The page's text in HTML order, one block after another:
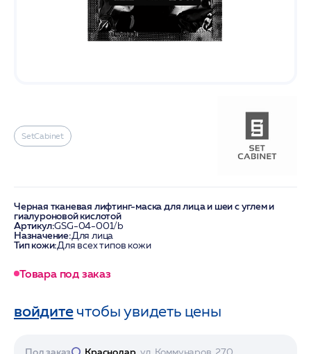
SetCabinet
Черная тканевая лифтинг-маска для лица и шеи с углем и
гиалуроновой кислотой
Артикул:GSG-04-001/b
Назначение:Для лица
Тип кожи:Для всех типов кожи
Товара под заказ
войдитечтобы увидеть цены